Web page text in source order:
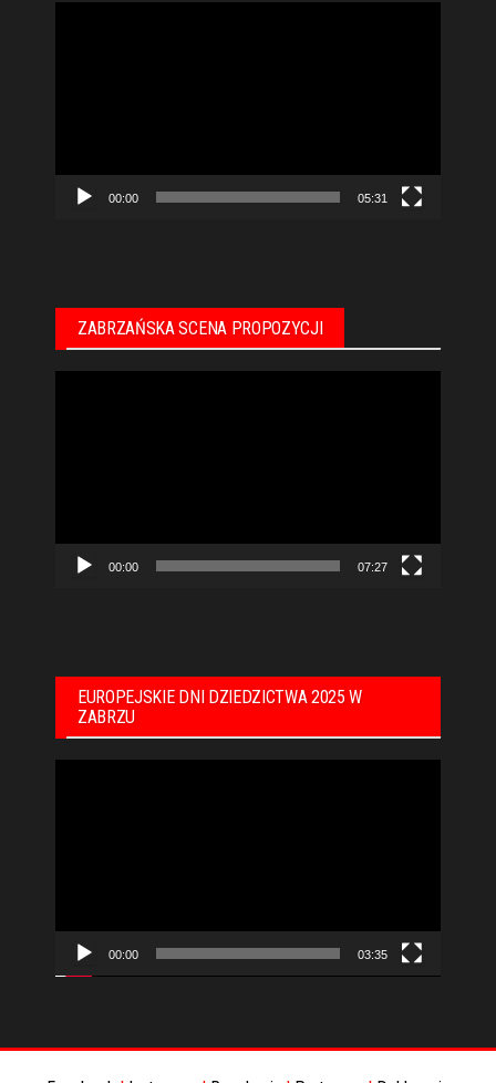
00:00 05:31
ZABRZAŃSKA SCENA PROPOZYCJI
00:00 07:27
EUROPEJSKIE DNI DZIEDZICTWA 2025 W
ZABRZU
00:00 03:35